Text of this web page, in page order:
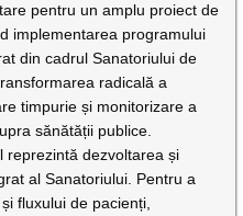
pentru un amplu proiect de
implementarea programului
din cadrul Sanatoriului de
radicală a
timpurie și monitorizare a
sănătății publice.
reprezintă dezvoltarea și
al Sanatoriului. Pentru a
fluxului de pacienți,